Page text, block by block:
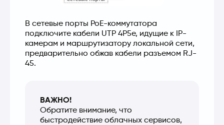
В сетевые порты PoE-коммутатора
подключите кабели UTP 4P5e, идущие к IP-
камерам и маршрутизатору локальной сети,
предварительно обжав кабели разъемом RJ-
45.
ВАЖНО!
Обратите внимание, что
быстродействие облачных сервисов,